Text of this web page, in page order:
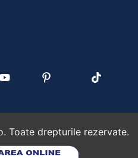
Toate drepturile rezervate.